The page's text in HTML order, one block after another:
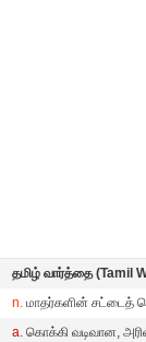
தமிழ் வார்த்தை (Tamil
n. மாதர்களின் சட்டைத்
a. கொக்கி வடிவான,